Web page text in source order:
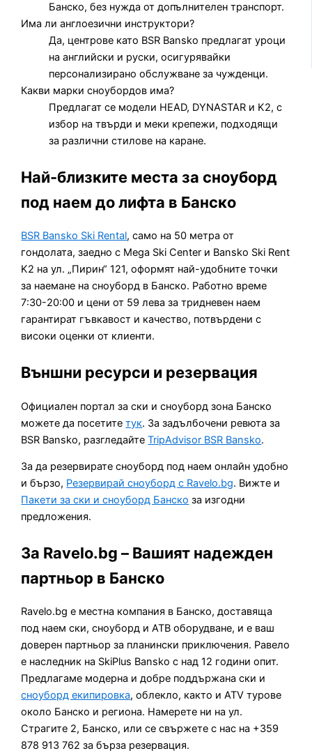
Банско, без нужда от допълнителен транспорт.
Има ли англоезични инструктори?
Да, центрове като BSR Bansko предлагат уроци
на английски и руски, осигурявайки
персонализирано обслужване за чужденци.
Какви марки сноубордов има?
Предлагат се модели HEAD, DYNASTAR и K2, с
избор на твърди и меки крепежи, подходящи
за различни стилове на каране.
Най-близките места за сноуборд
под наем до лифта в Банско
BSR Bansko Ski Rental, само на 50 метра от
гондолата, заедно с Mega Ski Center и Bansko Ski Rent
K2 на ул. „Пирин“ 121, оформят най-удобните точки
за наемане на сноуборд в Банско. Работно време
7:30-20:00 и цени от 59 лева за тридневен наем
гарантират гъвкавост и качество, потвърдени с
високи оценки от клиенти.
Външни ресурси и резервация
Официален портал за ски и сноуборд зона Банско
можете да посетитетук. За задълбочени ревюта за
BSR Bansko, разгледайтеTripAdvisor BSR Bansko.
За да резервирате сноуборд под наем онлайн удобно
и бързо, Резервирай сноуборд с Ravelo.bg. Вижте и
Пакети за ски и сноуборд Банско за изгодни
предложения.
За Ravelo.bg – Вашият надежден
партньор в Банско
Ravelo.bg е местна компания в Банско, доставяща
под наем ски, сноуборд и АТВ оборудване, и е ваш
доверен партньор за планински приключения. Равело
е наследник на SkiPlus Bansko с над 12 години опит.
Предлагаме модерна и добре поддържана ски и
сноуборд екипировка, облекло, както и ATV турове
около Банско и региона. Намерете ни на ул.
Страгите 2, Банско, или се свържете с нас на +359
878 913 762 за бърза резервация.